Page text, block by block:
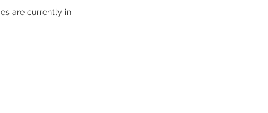
are currently in